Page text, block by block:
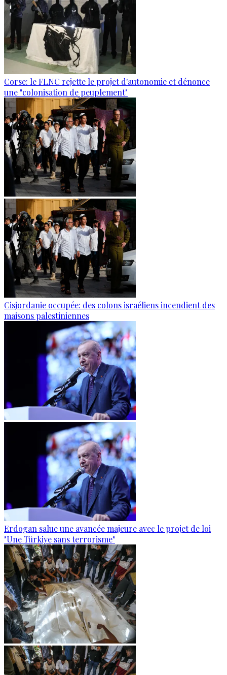
Corse: le FLNC rejette le projet d'autonomie et dénonce
une "colonisation de peuplement"
Cisjordanie occupée: des colons israéliens incendient des
maisons palestiniennes
Erdogan salue une avancée majeure avec le projet de loi
"Une Türkiye sans terrorisme"